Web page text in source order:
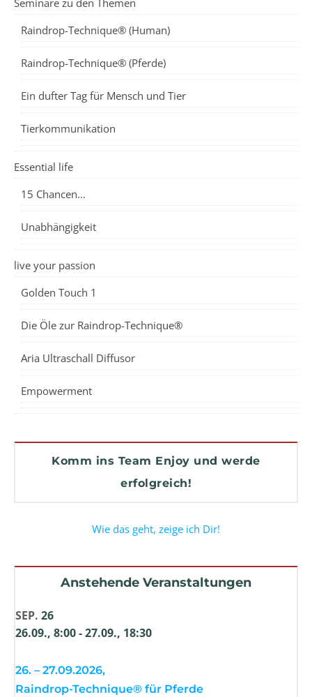
Seminare zu den Themen
Raindrop-Technique® (Human)
Raindrop-Technique® (Pferde)
Ein dufter Tag für Mensch und Tier
Tierkommunikation
Essential life
15 Chancen…
Unabhängigkeit
live your passion
Golden Touch 1
Die Öle zur Raindrop-Technique®
Aria Ultraschall Diffusor
Empowerment
Komm ins Team Enjoy und werde
erfolgreich!
Wie das geht, zeige ich Dir!
Anstehende Veranstaltungen
SEP. 26
26.09., 8:00-27.09., 18:30
26. – 27.09.2026,
Raindrop-Technique® für Pferde